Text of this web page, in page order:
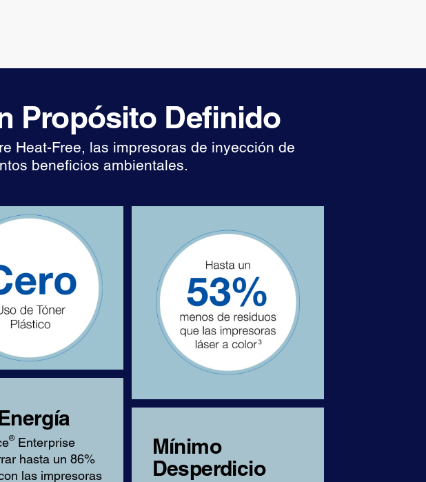
Propósito Definido
Heat-Free, las impresoras de inyección de
beneficios ambientales.
®Enterprise
hasta un 86%
las impresoras
Mínimo
Desperdicio